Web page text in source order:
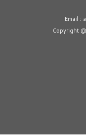
Email :
Copyright